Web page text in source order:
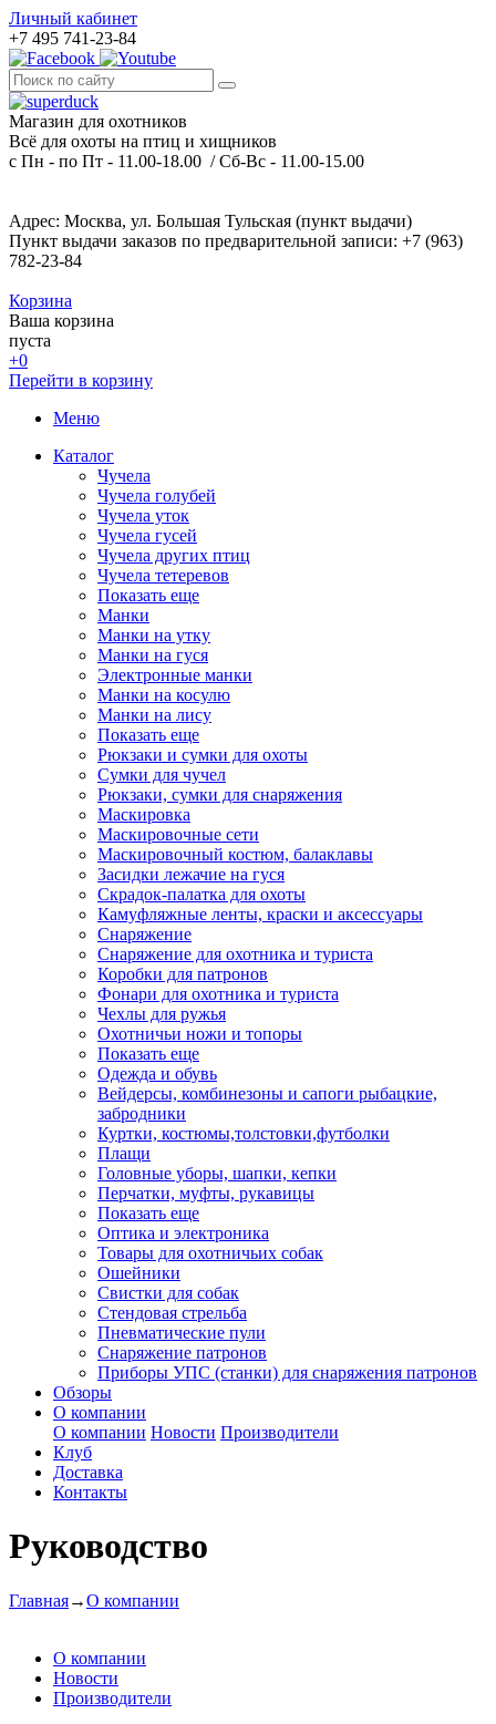
Личный кабинет
+7 495 741-23-84
Магазин для охотников
Всё для охоты на птиц и хищников
с Пн - по Пт - 11.00-18.00 / Сб-Вс - 11.00-15.00
Адрес: Москва, ул. Большая Тульская (пункт выдачи)
Пункт выдачи заказов по предварительной записи: +7 (963)
782-23-84
Корзина
Ваша корзина
пуста
+0
Перейти в корзину
Меню
Каталог
Чучела
Чучела голубей
Чучела уток
Чучела гусей
Чучела других птиц
Чучела тетеревов
Показать еще
Манки
Манки на утку
Манки на гуся
Электронные манки
Манки на косулю
Манки на лису
Показать еще
Рюкзаки и сумки для охоты
Сумки для чучел
Рюкзаки, сумки для снаряжения
Маскировка
Маскировочные сети
Маскировочный костюм, балаклавы
Засидки лежачие на гуся
Скрадок-палатка для охоты
Камуфляжные ленты, краски и аксессуары
Снаряжение
Снаряжение для охотника и туриста
Коробки для патронов
Фонари для охотника и туриста
Чехлы для ружья
Охотничьи ножи и топоры
Показать еще
Одежда и обувь
Вейдерсы, комбинезоны и сапоги рыбацкие,
забродники
Куртки, костюмы,толстовки,футболки
Плащи
Головные уборы, шапки, кепки
Перчатки, муфты, рукавицы
Показать еще
Оптика и электроника
Товары для охотничьих собак
Ошейники
Свистки для собак
Стендовая стрельба
Пневматические пули
Снаряжение патронов
Приборы УПС (станки) для снаряжения патронов
Обзоры
О компании
О компании Новости Производители
Клуб
Доставка
Контакты
Руководство
Главная→О компании
О компании
Новости
Производители